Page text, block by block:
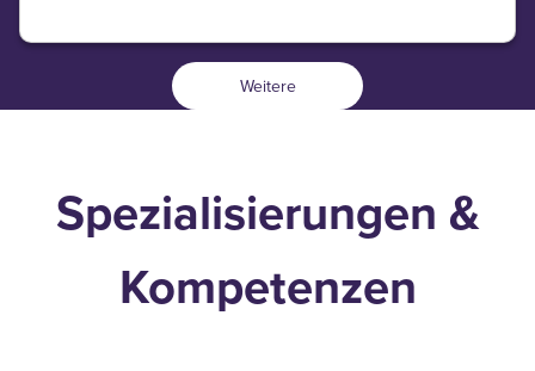
Weitere
Spezialisierungen &
Kompetenzen